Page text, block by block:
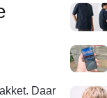
Daar